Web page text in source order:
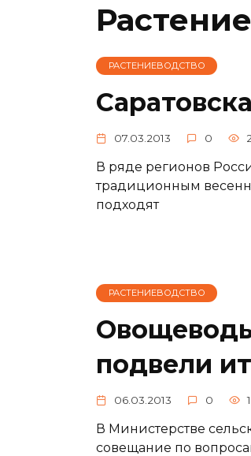
РАСТЕНИЕВОДСТВО
07.03.2013 0
В ряде регионов
традиционным
подходят
РАСТЕНИЕВОДСТВО
подвели
06.03.2013 0
В Министерстве
совещание по